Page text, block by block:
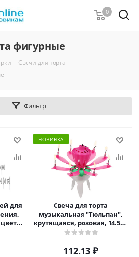
0
фигурные
- Свечи для торта -
Фильтр
для
НОВИНКА
Свеча для торта
музыкальная "Тюльпан",
крутящаяся, розовая, 14.5x6
см
112.13 ₽